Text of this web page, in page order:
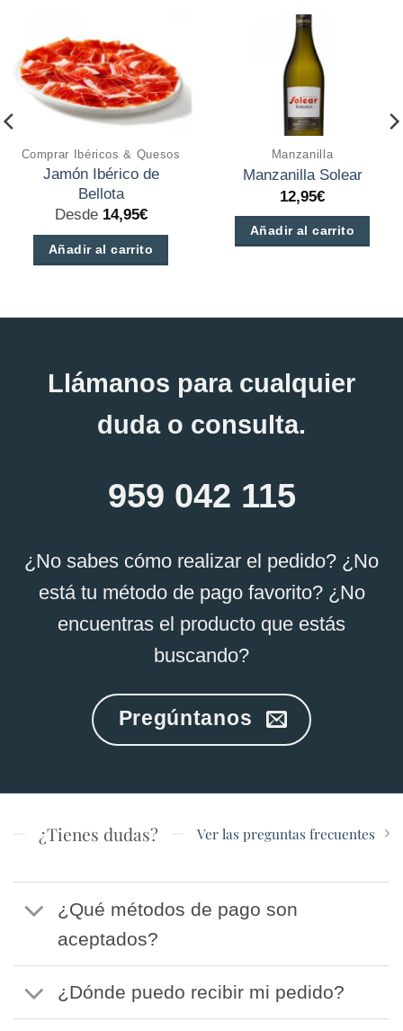
Comprar Ibéricos & Quesos
Jamón Ibérico de
Bellota
Desde 14,95€
Añadir al carrito
variantes.
Las
opciones
elegir
página
de
producto
Manzanilla
Manzanilla Solear
12,95€
Añadir al carrito
Llámanos para cualquier
duda o consulta.
959 042 115
¿No sabes cómo realizar el pedido? ¿No
está tu método de pago favorito? ¿No
encuentras el producto que estás
buscando?
Pregúntanos
¿Tienes dudas? Ver las preguntas frecuentes
¿Qué métodos de pago son
aceptados?
¿Dónde puedo recibir mi pedido?